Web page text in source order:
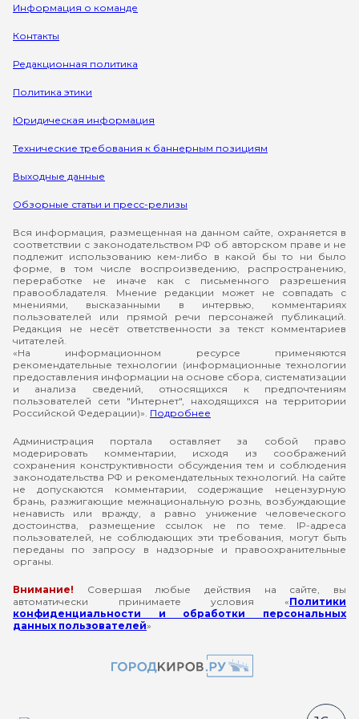
Информация о команде
Контакты
Редакционная политика
Политика этики
Юридическая информация
Технические требования к баннерным позициям
Выходные данные
Обзорные статьи и пресс-релизы
Вся информация, размещенная на данном сайте, охраняется в
соответствии с законодательством РФ об авторском праве и не
подлежит использованию кем-либо в какой бы то ни было
форме, в том числе воспроизведению, распространению,
переработке не иначе как с письменного разрешения
правообладателя. Мнение редакции может не совпадать с
мнениями, высказанными в интервью, комментариях
пользователей или прямой речи персонажей публикаций.
Редакция не несёт ответственности за текст комментариев
читателей.
«На информационном ресурсе применяются
рекомендательные технологии (информационные технологии
предоставления информации на основе сбора, систематизации
и анализа сведений, относящихся к предпочтениям
пользователей сети "Интернет", находящихся на территории
Российской Федерации)». Подробнее
Администрация портала оставляет за собой право
модерировать комментарии, исходя из соображений
сохранения конструктивности обсуждения тем и соблюдения
законодательства РФ и рекомендательных технологий. На сайте
не допускаются комментарии, содержащие нецензурную
брань, разжигающие межнациональную рознь, возбуждающие
ненависть или вражду, а равно унижение человеческого
достоинства, размещение ссылок не по теме. IP-адреса
пользователей, не соблюдающих эти требования, могут быть
переданы по запросу в надзорные и правоохранительные
органы.
Внимание! Совершая любые действия на сайте, вы
автоматически принимаете условия «Политики
конфиденциальности и обработки персональных
данных пользователей»